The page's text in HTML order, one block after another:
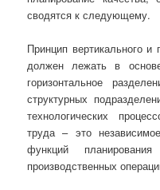
сводятся к следующему.
Принцип вертикального и
должен лежать в
горизонтальное
структурных
технологических
труда – это
функций
производственных